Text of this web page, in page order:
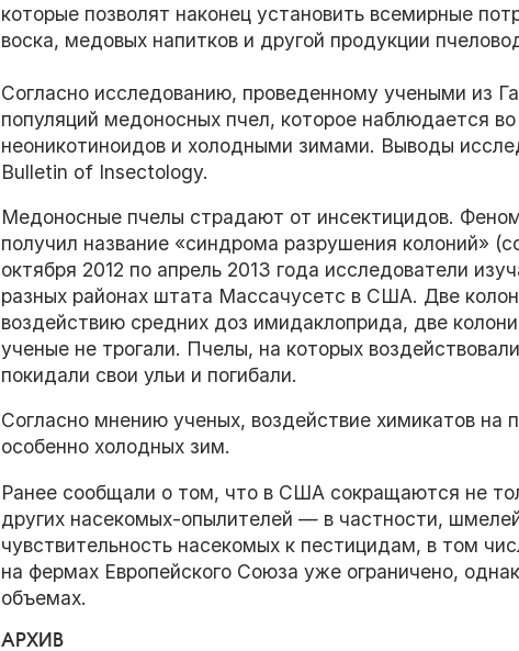
которые позволят наконец установить всемирные
воска, медовых напитков и другой продукции
Согласно исследованию, проведенному учеными из
популяций медоносных пчел, которое наблюдается
неоникотиноидов и холодными зимами. Выводы
Bulletin of Insectology.
Медоносные пчелы страдают от инсектицидов.
получил название «синдрома разрушения колоний»
октября 2012 по апрель 2013 года исследователи
разных районах штата Массачусетс в США. Две
воздействию средних доз имидаклоприда, две
ученые не трогали. Пчелы, на которых
покидали свои ульи и погибали.
Согласно мнению ученых, воздействие химикатов на
особенно холодных зим.
Ранее сообщали о том, что в США сокращаются не
других насекомых-опылителей — в частности,
чувствительность насекомых к пестицидам, в том
на фермах Европейского Союза уже ограничено,
объемах.
АРХИВ